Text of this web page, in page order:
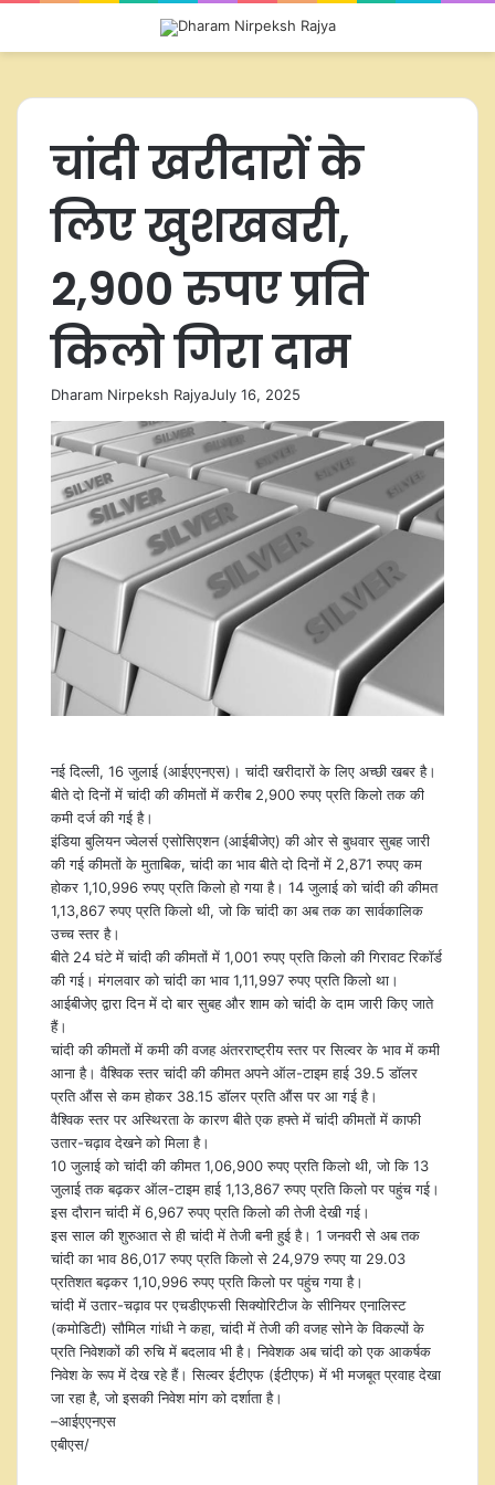
चांदी खरीदारों के
लिए खुशखबरी,
2,900 रुपए प्रति
किलो गिरा दाम
Dharam Nirpeksh RajyaJuly 16, 2025
नई दिल्ली, 16 जुलाई (आईएएनएस)। चांदी खरीदारों के लिए अच्छी खबर है।
बीते दो दिनों में चांदी की कीमतों में करीब 2,900 रुपए प्रति किलो तक की
कमी दर्ज की गई है।
इंडिया बुलियन ज्वेलर्स एसोसिएशन (आईबीजेए) की ओर से बुधवार सुबह जारी
की गई कीमतों के मुताबिक, चांदी का भाव बीते दो दिनों में 2,871 रुपए कम
होकर 1,10,996 रुपए प्रति किलो हो गया है। 14 जुलाई को चांदी की कीमत
1,13,867 रुपए प्रति किलो थी, जो कि चांदी का अब तक का सार्वकालिक
उच्च स्तर है।
बीते 24 घंटे में चांदी की कीमतों में 1,001 रुपए प्रति किलो की गिरावट रिकॉर्ड
की गई। मंगलवार को चांदी का भाव 1,11,997 रुपए प्रति किलो था।
आईबीजेए द्वारा दिन में दो बार सुबह और शाम को चांदी के दाम जारी किए जाते
हैं।
चांदी की कीमतों में कमी की वजह अंतरराष्ट्रीय स्तर पर सिल्वर के भाव में कमी
आना है। वैश्विक स्तर चांदी की कीमत अपने ऑल-टाइम हाई 39.5 डॉलर
प्रति औंस से कम होकर 38.15 डॉलर प्रति औंस पर आ गई है।
वैश्विक स्तर पर अस्थिरता के कारण बीते एक हफ्ते में चांदी कीमतों में काफी
उतार-चढ़ाव देखने को मिला है।
10 जुलाई को चांदी की कीमत 1,06,900 रुपए प्रति किलो थी, जो कि 13
जुलाई तक बढ़कर ऑल-टाइम हाई 1,13,867 रुपए प्रति किलो पर पहुंच गई।
इस दौरान चांदी में 6,967 रुपए प्रति किलो की तेजी देखी गई।
इस साल की शुरुआत से ही चांदी में तेजी बनी हुई है। 1 जनवरी से अब तक
चांदी का भाव 86,017 रुपए प्रति किलो से 24,979 रुपए या 29.03
प्रतिशत बढ़कर 1,10,996 रुपए प्रति किलो पर पहुंच गया है।
चांदी में उतार-चढ़ाव पर एचडीएफसी सिक्योरिटीज के सीनियर एनालिस्‍ट
(कमोडिटी) सौमिल गांधी ने कहा, चांदी में तेजी की वजह सोने के विकल्पों के
प्रति निवेशकों की रुचि में बदलाव भी है। निवेशक अब चांदी को एक आकर्षक
निवेश के रूप में देख रहे हैं। सिल्‍वर ईटीएफ (ईटीएफ) में भी मजबूत प्रवाह देखा
जा रहा है, जो इसकी निवेश मांग को दर्शाता है।
–आईएएनएस
एबीएस/